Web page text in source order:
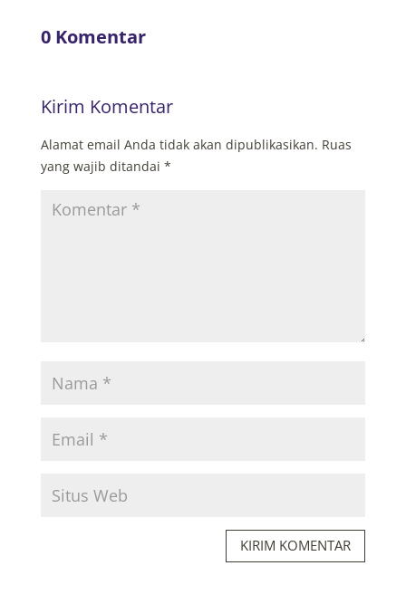
0 Komentar
Kirim Komentar
Alamat email Anda tidak akan dipublikasikan. Ruas
yang wajib ditandai *
KIRIM KOMENTAR